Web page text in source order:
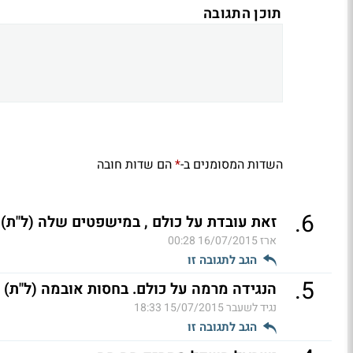
תוכן התגובה
השדות המסומנים ב-*הם שדות חובה
6
. זאת עובדת על כולם , במישפטים שלה (ל"ת)
ארז16/07/2015 00:28
הגב לתגובה זו
5
. הנגידה מרמה על כולם. בחסות אובמה (ל"ת)
נגיד לשעבר15/07/2015 18:33
הגב לתגובה זו